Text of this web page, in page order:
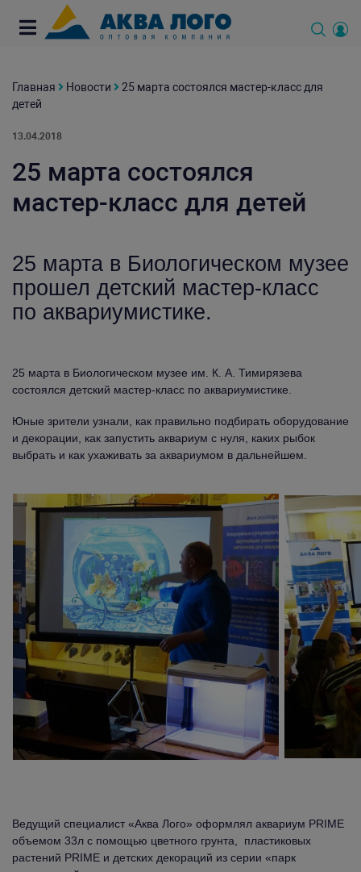
Главная Новости
25 марта состоялся мастер-класс для
детей
13.04.2018
25 марта состоялся
мастер-класс для детей
25 марта в Биологическом музее
прошел детский мастер-класс
по аквариумистике.
25 марта в Биологическом музее им. К. А. Тимирязева
состоялся детский мастер-класс по аквариумистике.
Юные зрители узнали, как правильно подбирать оборудование
и декорации, как запустить аквариум с нуля, каких рыбок
выбрать и как ухаживать за аквариумом в дальнейшем.
Ведущий специалист «Аква Лого» оформлял аквариум PRIME
объемом 33л с помощью цветного грунта, пластиковых
растений PRIME и детских декораций из серии «парк